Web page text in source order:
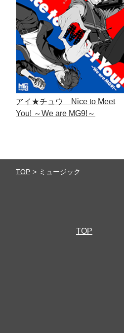
アイ★チュウ Nice to Meet
You! ～We are MG9!～
TOP ミュージック
TOP